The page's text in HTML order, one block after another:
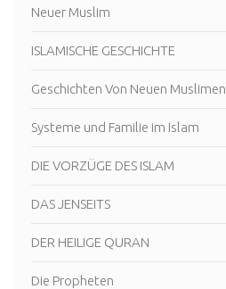
Neuer Muslim
ISLAMISCHE GESCHICHTE
Geschichten Von Neuen Muslimen
Systeme und Familie im Islam
DIE VORZÜGE DES ISLAM
DAS JENSEITS
DER HEILIGE QURAN
Die Propheten